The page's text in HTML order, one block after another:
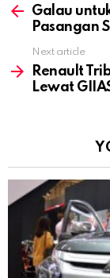
moreGalau
Pasangan
Next article
Renault
Lewat